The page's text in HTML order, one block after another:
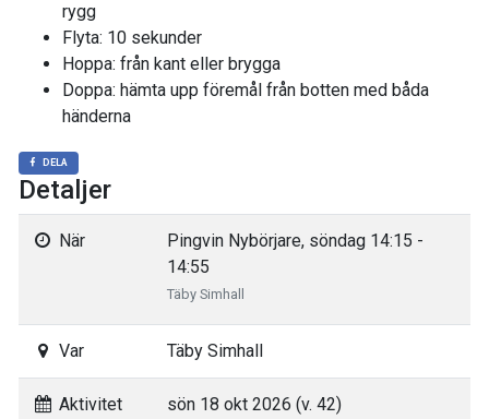
rygg
Flyta: 10 sekunder
Hoppa: från kant eller brygga
Doppa: hämta upp föremål från botten med båda
händerna
DELA
Detaljer
När
Pingvin Nybörjare, söndag 14:15 -
14:55
Täby Simhall
Var Täby Simhall
Aktivitet
sön 18 okt 2026 (v. 42)